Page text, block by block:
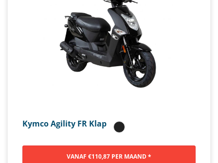
Kymco Agility FR Klap
VANAF €110,87 PER MAAND *